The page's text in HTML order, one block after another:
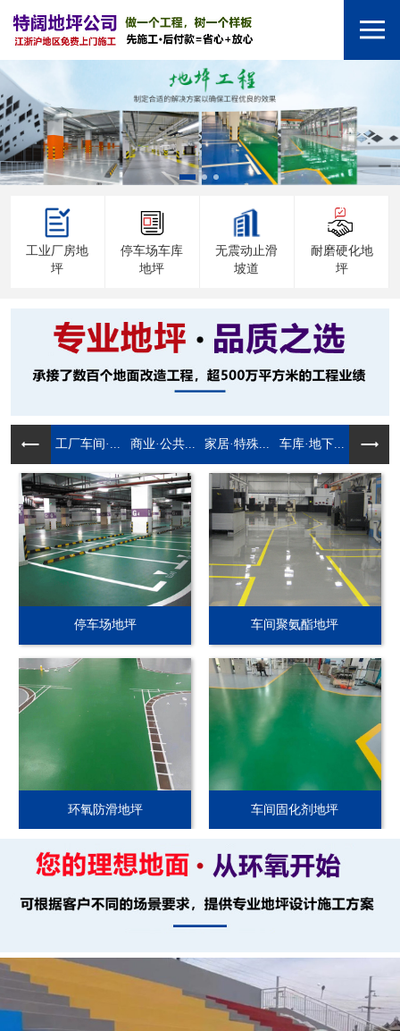
工业厂房地
坪
停车场车库
地坪
无震动止滑
坡道
耐磨硬化地
坪
工厂车间·... 商业·公共... 家居·特殊... 车库·地下...
停车场地坪 车间聚氨酯地坪
环氧防滑地坪 车间固化剂地坪